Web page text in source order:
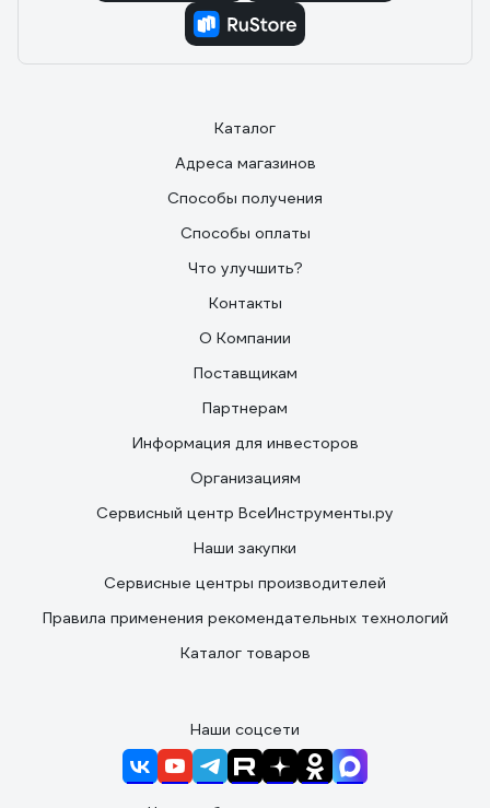
Каталог
Адреса магазинов
Способы получения
Способы оплаты
Что улучшить?
Контакты
О Компании
Поставщикам
Партнерам
Информация для инвесторов
Организациям
Сервисный центр ВсеИнструменты.ру
Наши закупки
Сервисные центры производителей
Правила применения рекомендательных технологий
Каталог товаров
Наши соцсети